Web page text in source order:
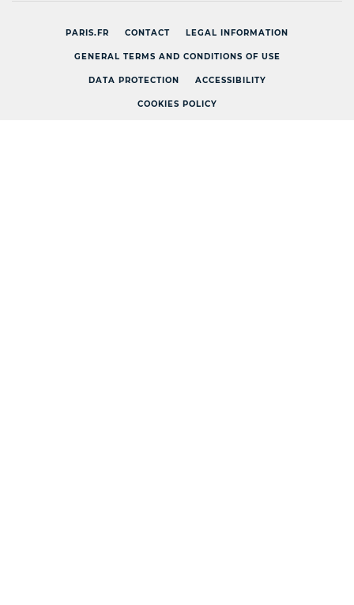
PARIS.FR CONTACT LEGAL INFORMATION
GENERAL TERMS AND CONDITIONS OF USE
DATA PROTECTION ACCESSIBILITY
COOKIES POLICY